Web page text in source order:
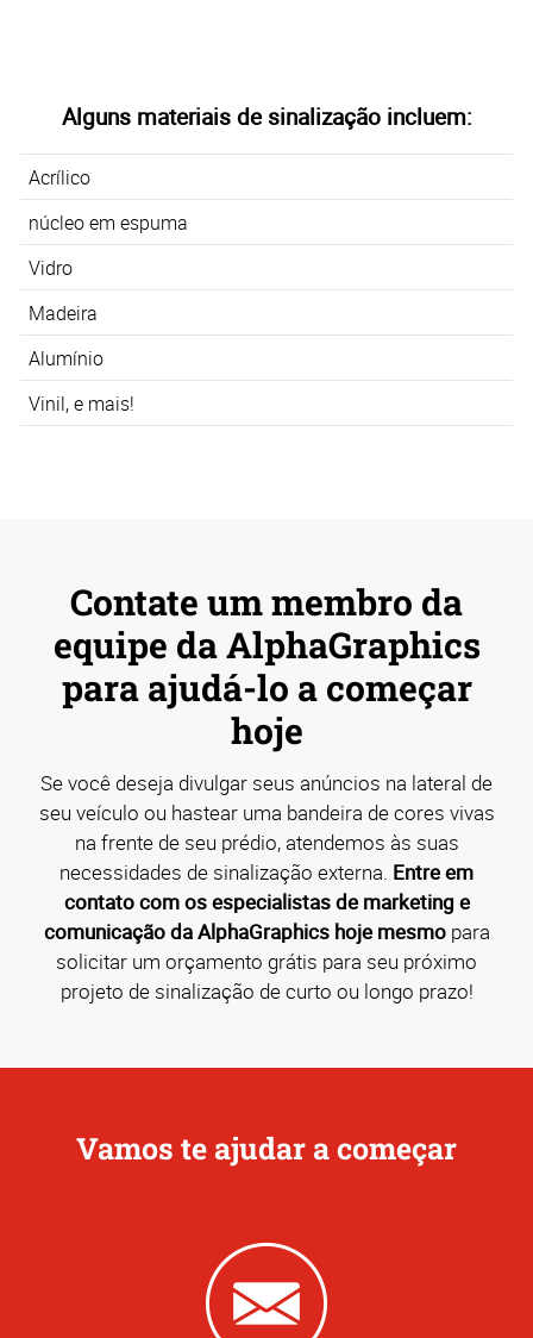
Alguns materiais de sinalização incluem:
Acrílico
núcleo em espuma
Vidro
Madeira
Alumínio
Vinil, e mais!
Contate um membro da
equipe da AlphaGraphics
para ajudá-lo a começar
hoje
Se você deseja divulgar seus anúncios na lateral de
seu veículo ou hastear uma bandeira de cores vivas
na frente de seu prédio, atendemos às suas
necessidades de sinalização externa. Entre em
contato com os especialistas de marketing e
comunicação da AlphaGraphics hoje mesmopara
solicitar um orçamento grátis para seu próximo
projeto de sinalização de curto ou longo prazo!
Vamos te ajudar a começar